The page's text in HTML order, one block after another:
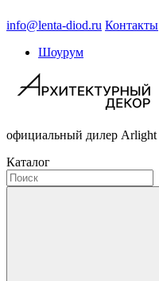
info@lenta-diod.ru Контакты
Шоурум
официальный дилер Arlight
Каталог